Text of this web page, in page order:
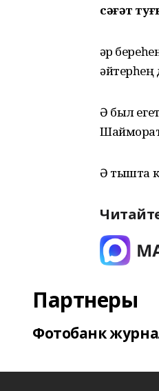
сәғәт
Һәр
Ә был
Ә тышта
Партнеры
Фотобанк